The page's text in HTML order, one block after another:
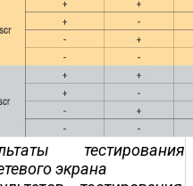
тестирования
экрана